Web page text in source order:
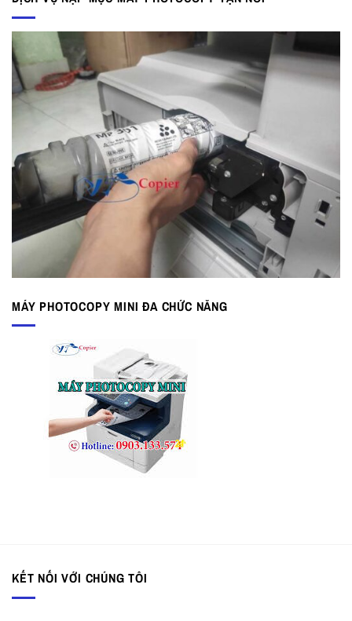
MÁY PHOTOCOPY MINI ĐA CHỨC NĂNG
KẾT NỐI VỚI CHÚNG TÔI